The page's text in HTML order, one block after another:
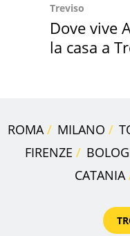
Treviso
Dove vive
la casa a
ROMA MILANO
FIRENZE
CATANIA